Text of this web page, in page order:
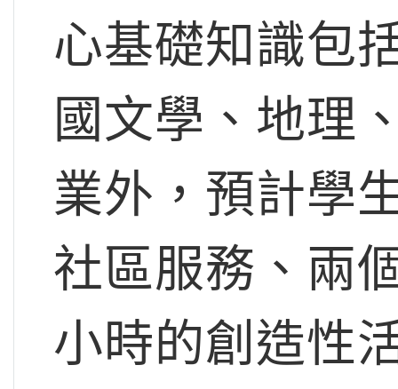
心基礎知識包
國文學、地理
業外，預計學
社區服務、兩
小時的創造性